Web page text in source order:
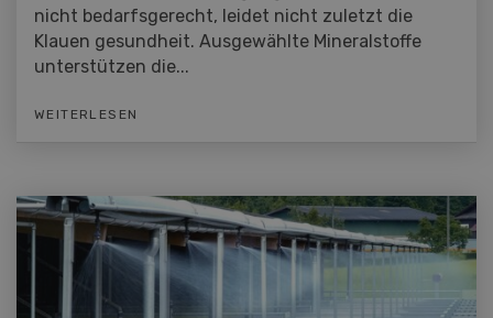
nicht bedarfsgerecht, leidet nicht zuletzt die
Klauen gesundheit. Ausgewählte Mineralstoffe
unterstützen die...
WEITERLESEN